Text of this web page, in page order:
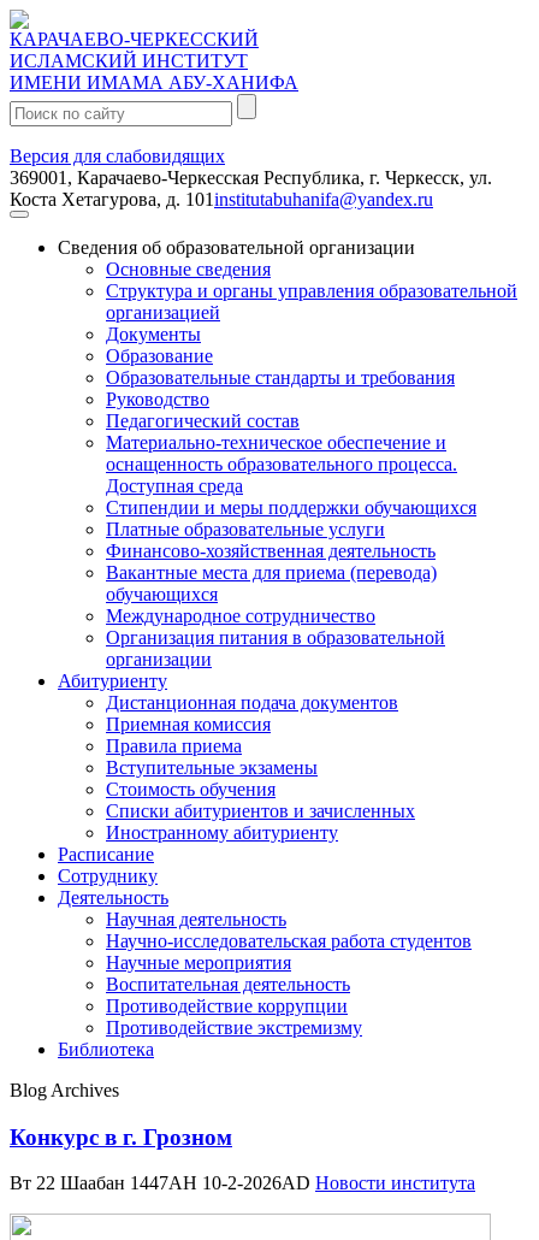
КАРАЧАЕВО-ЧЕРКЕССКИЙ
ИСЛАМСКИЙ ИНСТИТУТ
ИМЕНИ ИМАМА АБУ-ХАНИФА
Поиск:
Версия для слабовидящих
369001, Карачаево-Черкесская Республика, г. Черкесск, ул.
Коста Хетагурова, д. 101institutabuhanifa@yandex.ru
Сведения об образовательной организации
Основные сведения
Структура и органы управления образовательной
организацией
Документы
Образование
Образовательные стандарты и требования
Руководство
Педагогический состав
Материально-техническое обеспечение и
оснащенность образовательного процесса.
Доступная среда
Стипендии и меры поддержки обучающихся
Платные образовательные услуги
Финансово-хозяйственная деятельность
Вакантные места для приема (перевода)
обучающихся
Международное сотрудничество
Организация питания в образовательной
организации
Абитуриенту
Дистанционная подача документов
Приемная комиссия
Правила приема
Вступительные экзамены
Стоимость обучения
Списки абитуриентов и зачисленных
Иностранному абитуриенту
Расписание
Сотруднику
Деятельность
Научная деятельность
Научно-исследовательская работа студентов
Научные мероприятия
Воспитательная деятельность
Противодействие коррупции
Противодействие экстремизму
Библиотека
Blog Archives
Конкурс в г. Грозном
Вт 22 Шаабан 1447AH 10-2-2026AD Новости института